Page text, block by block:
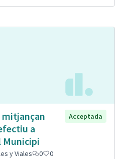
a
Municipi
Acceptada
y Viales 0 0